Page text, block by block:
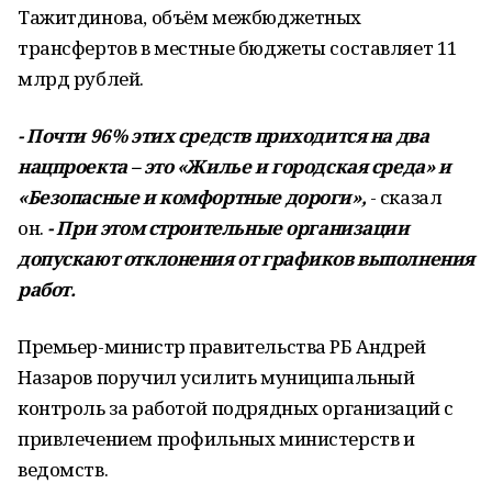
Тажитдинова, объём межбюджетных
трансфертов в местные бюджеты составляет 11
млрд рублей.
- Почти 96% этих средств приходится на два
нацпроекта – это «Жилье и городская среда» и
«Безопасные и комфортные дороги», - сказал
он. - При этом строительные организации
допускают отклонения от графиков выполнения
работ.
Премьер-министр правительства РБ Андрей
Назаров поручил усилить муниципальный
контроль за работой подрядных организаций с
привлечением профильных министерств и
ведомств.